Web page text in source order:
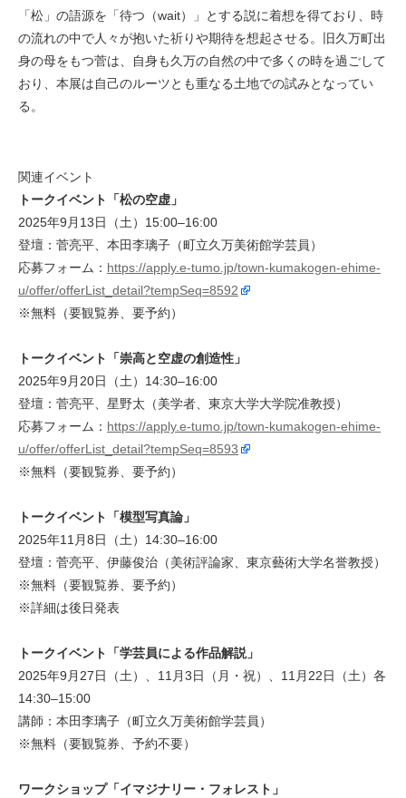
「松」の語源を「待つ（wait）」とする説に着想を得ており、時
の流れの中で人々が抱いた祈りや期待を想起させる。旧久万町出
身の母をもつ菅は、自身も久万の自然の中で多くの時を過ごして
おり、本展は自己のルーツとも重なる土地での試みとなってい
る。
関連イベント
トークイベント「松の空虚」
2025年9月13日（土）15:00–16:00
登壇：菅亮平、本田李璃子（町立久万美術館学芸員）
応募フォーム： https://apply.e-tumo.jp/town-kumakogen-ehime-
u/offer/offerList_detail?tempSeq=8592
※無料（要観覧券、要予約）
トークイベント「崇高と空虚の創造性」
2025年9月20日（土）14:30–16:00
登壇：菅亮平、星野太（美学者、東京大学大学院准教授）
応募フォーム： https://apply.e-tumo.jp/town-kumakogen-ehime-
u/offer/offerList_detail?tempSeq=8593
※無料（要観覧券、要予約）
トークイベント「模型写真論」
2025年11月8日（土）14:30–16:00
登壇：菅亮平、伊藤俊治（美術評論家、東京藝術大学名誉教授）
※無料（要観覧券、要予約）
※詳細は後日発表
トークイベント「学芸員による作品解説」
2025年9月27日（土）、11月3日（月・祝）、11月22日（土）各
14:30–15:00
講師：本田李璃子（町立久万美術館学芸員）
※無料（要観覧券、予約不要）
ワークショップ「イマジナリー・フォレスト」